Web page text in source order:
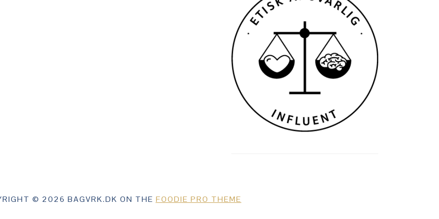
© 2026 BAGVRK.DK ON THE FOODIE PRO THEME